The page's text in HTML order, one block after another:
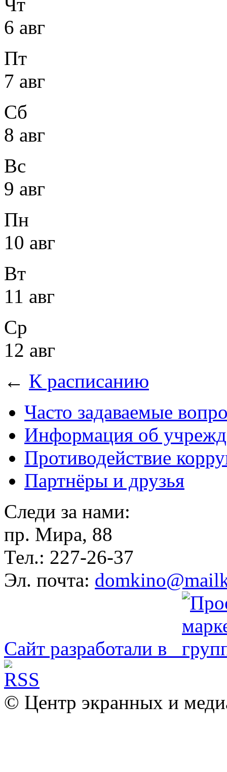
6 авг
Пт
7 авг
Сб
8 авг
Вс
9 авг
Пн
10 авг
Вт
11 авг
Ср
12 авг
← К расписанию
Часто задаваемые
Информация об
Противодействие
Партнёры и друзья
Следи за нами:
пр. Мира, 88
Тел.: 227-26-37
Эл. почта:
Сайт разработали в
© Центр экранных и